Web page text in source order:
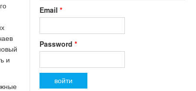
и
Email *
Password *